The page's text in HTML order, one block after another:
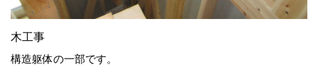
木工事
構造躯体の一部です。